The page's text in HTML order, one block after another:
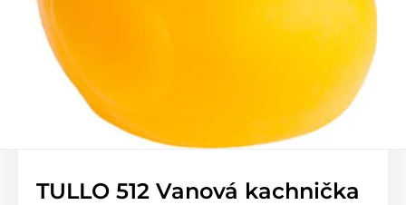
TULLO 512 Vanová kachnička